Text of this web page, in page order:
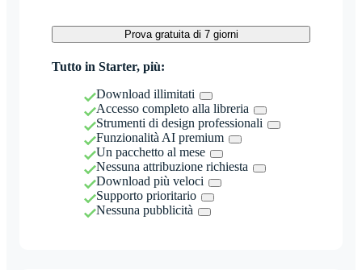
Prova gratuita di 7 giorni
Tutto in Starter, più:
Download illimitati
Accesso completo alla libreria
Strumenti di design professionali
Funzionalità AI premium
Un pacchetto al mese
Nessuna attribuzione richiesta
Download più veloci
Supporto prioritario
Nessuna pubblicità